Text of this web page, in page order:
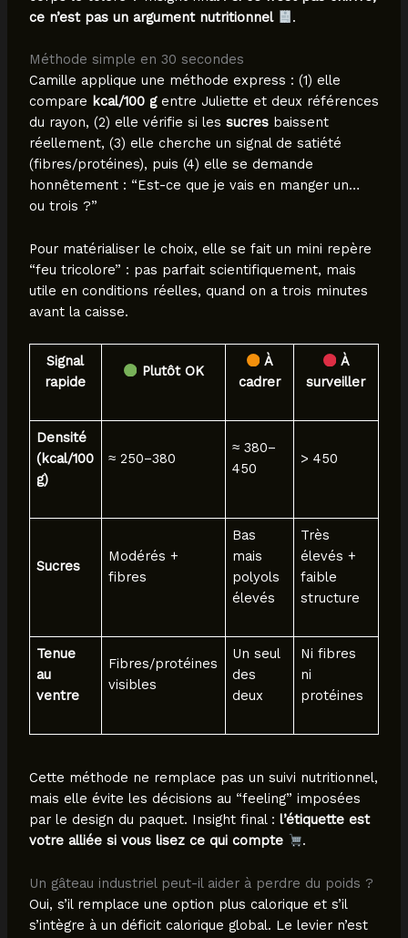
ce n’est pas un argument nutritionnel
.
Méthode simple en 30 secondes
Camille applique une méthode express : (1) elle
compare kcal/100 gentre Juliette et deux références
du rayon, (2) elle vérifie si les sucresbaissent
réellement, (3) elle cherche un signal de satiété
(fibres/protéines), puis (4) elle se demande
honnêtement : “Est-ce que je vais en manger un…
ou trois ?”
Pour matérialiser le choix, elle se fait un mini repère
“feu tricolore” : pas parfait scientifiquement, mais
utile en conditions réelles, quand on a trois minutes
avant la caisse.
Signal
rapide
Plutôt OK
À
cadrer
À
surveiller
Densité
(kcal/100
g)
≈ 250–380
≈ 380–
450
> 450
Sucres
Modérés +
fibres
Bas
mais
polyols
élevés
Très
élevés +
faible
structure
Tenue
au
ventre
Fibres/protéines
visibles
Un seul
des
deux
Ni fibres
ni
protéines
Cette méthode ne remplace pas un suivi nutritionnel,
mais elle évite les décisions au “feeling” imposées
par le design du paquet. Insight final : l’étiquette est
votre alliée si vous lisez ce qui compte
.
Un gâteau industriel peut-il aider à perdre du poids ?
Oui, s’il remplace une option plus calorique et s’il
s’intègre à un déficit calorique global. Le levier n’est